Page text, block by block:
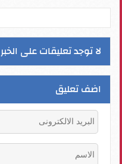
لا توجد تعليقات على الخبر
اضف تعليق